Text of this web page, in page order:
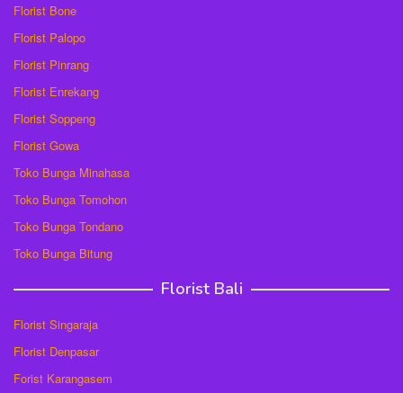
Florist Bone
Florist Palopo
Florist Pinrang
Florist Enrekang
Florist Soppeng
Florist Gowa
Toko Bunga Minahasa
Toko Bunga Tomohon
Toko Bunga Tondano
Toko Bunga Bitung
Florist Bali
Florist Singaraja
Florist Denpasar
Forist Karangasem